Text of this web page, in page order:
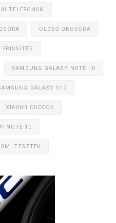
TELEFONOK
OLCSÓ OKOSÓRA
FRISSÍTÉS
SAMSUNG GALAXY NOTE 10
GALAXY S10
XIAOMI CUCCOK
NOTE 10
TESZTEK